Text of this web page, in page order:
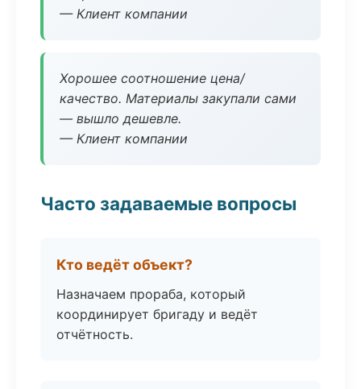
— Клиент компании
Хорошее соотношение цена/
качество. Материалы закупали сами
— вышло дешевле.
— Клиент компании
Часто задаваемые вопросы
Кто ведёт объект?
Назначаем прораба, который
координирует бригаду и ведёт
отчётность.